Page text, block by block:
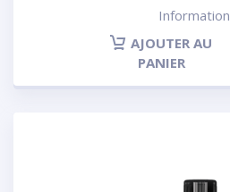
Information
AJOUTER AU
PANIER